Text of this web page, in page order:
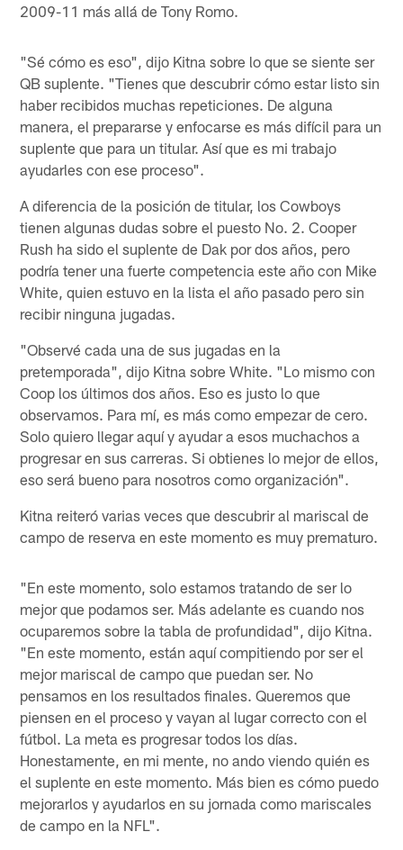
2009-11 más allá de Tony Romo.
"Sé cómo es eso", dijo Kitna sobre lo que se siente ser
QB suplente. "Tienes que descubrir cómo estar listo sin
haber recibidos muchas repeticiones. De alguna
manera, el prepararse y enfocarse es más difícil para un
suplente que para un titular. Así que es mi trabajo
ayudarles con ese proceso".
A diferencia de la posición de titular, los Cowboys
tienen algunas dudas sobre el puesto No. 2. Cooper
Rush ha sido el suplente de Dak por dos años, pero
podría tener una fuerte competencia este año con Mike
White, quien estuvo en la lista el año pasado pero sin
recibir ninguna jugadas.
"Observé cada una de sus jugadas en la
pretemporada", dijo Kitna sobre White. "Lo mismo con
Coop los últimos dos años. Eso es justo lo que
observamos. Para mí, es más como empezar de cero.
Solo quiero llegar aquí y ayudar a esos muchachos a
progresar en sus carreras. Si obtienes lo mejor de ellos,
eso será bueno para nosotros como organización".
Kitna reiteró varias veces que descubrir al mariscal de
campo de reserva en este momento es muy prematuro.
"En este momento, solo estamos tratando de ser lo
mejor que podamos ser. Más adelante es cuando nos
ocuparemos sobre la tabla de profundidad", dijo Kitna.
"En este momento, están aquí compitiendo por ser el
mejor mariscal de campo que puedan ser. No
pensamos en los resultados finales. Queremos que
piensen en el proceso y vayan al lugar correcto con el
fútbol. La meta es progresar todos los días.
Honestamente, en mi mente, no ando viendo quién es
el suplente en este momento. Más bien es cómo puedo
mejorarlos y ayudarlos en su jornada como mariscales
de campo en la NFL".